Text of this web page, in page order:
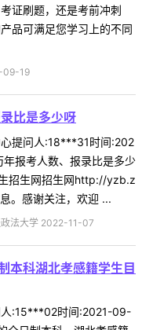
证刷题，还是考前冲刺
品可满足您学习上的不同
09-19
比是多少呀
提问人:18***31时间:202
报考人数、报录比是多少
招生网招生网http://yzb.z
。感谢关注，欢迎 ...
法大学 2022-11-07
本科湖北孝感籍学生目
人:15***02时间:2021-09-